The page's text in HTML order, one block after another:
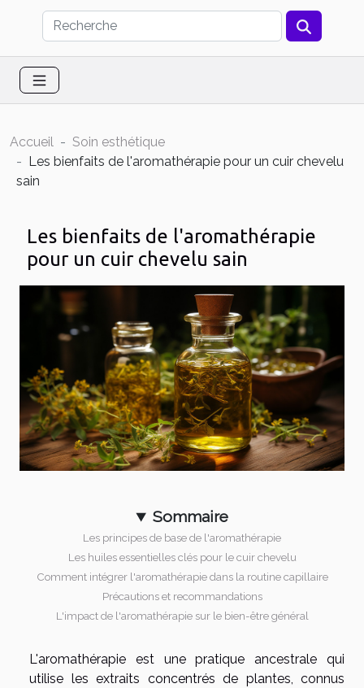
Accueil
Soin esthétique
Les bienfaits de l'aromathérapie pour un cuir chevelu
sain
Les bienfaits de l'aromathérapie
pour un cuir chevelu sain
Sommaire
Les principes de base de l'aromathérapie
Les huiles essentielles clés pour le cuir chevelu
Comment intégrer l'aromathérapie dans la routine capillaire
Précautions et recommandations
L'impact de l'aromathérapie sur le bien-être général
L'aromathérapie est une pratique ancestrale qui
utilise les extraits concentrés de plantes, connus